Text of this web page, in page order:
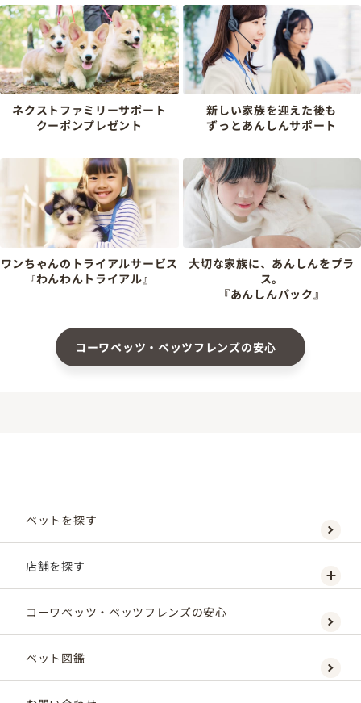
ネクストファミリーサポート
クーポンプレゼント
新しい家族を迎えた後も
ずっとあんしんサポート
ワンちゃんのトライアルサービス
『わんわんトライアル』
大切な家族に、あんしんをプラ
ス。
『あんしんパック』
コーワペッツ・ペッツフレンズの安心
ペットを探す
店舗を探す
コーワペッツ・ペッツフレンズの安心
ペット図鑑